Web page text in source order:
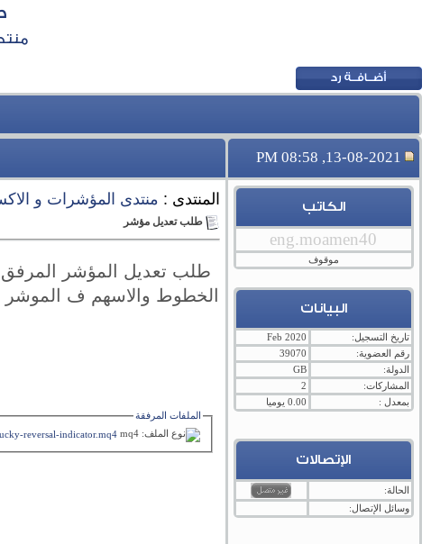
13-08-2021, 08:58 PM
الكاتب
eng.moamen40
موقوف
البيانات
تاريخ التسجيل:
Feb 2020
رقم العضوية:
39070
الدولة:
GB
المشاركات:
2
بمعدل :
0.00 يوميا
الإتصالات
الحالة:
وسائل الإتصال:
المنتدى : منتدى المؤشرات و
طلب تعديل مؤشر
طلب تعديل المؤشر
الملفات المرفقة
reversal-indicator.mq4‏